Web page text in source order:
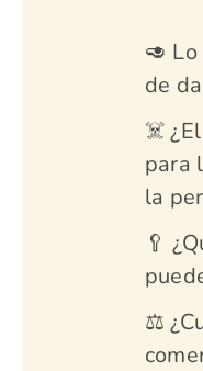
🥑
de
☠️
para
la
🥄
⚖️